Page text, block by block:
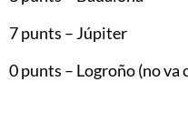
7 punts – Júpiter
0 punts – Logroño (no va